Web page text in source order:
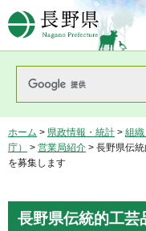
長野県
ホーム > 県政情報・統計 > 組
庁）
> 営業局紹介 > 長野県伝
を募集します
長野県伝統的工芸